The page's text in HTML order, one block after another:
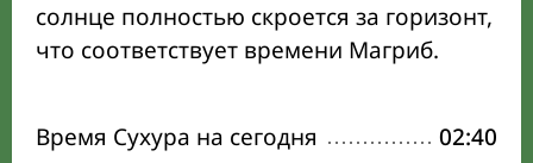
солнце полностью скроется за горизонт,
что соответствует времени Магриб.
Время Сухура на сегодня 02:40